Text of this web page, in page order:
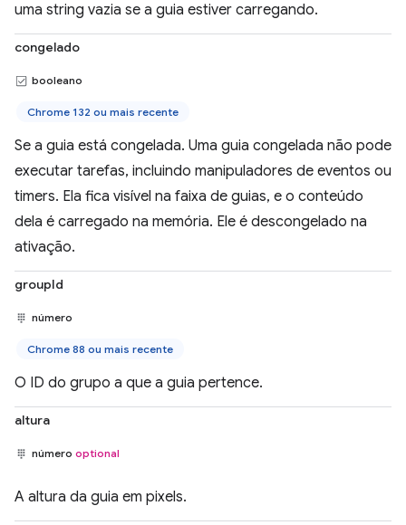
uma string vazia se a guia estiver carregando.
congelado
booleano
Chrome 132 ou mais recente
Se a guia está congelada. Uma guia congelada não pode
executar tarefas, incluindo manipuladores de eventos ou
timers. Ela fica visível na faixa de guias, e o conteúdo
dela é carregado na memória. Ele é descongelado na
ativação.
groupId
número
Chrome 88 ou mais recente
O ID do grupo a que a guia pertence.
altura
número optional
A altura da guia em pixels.